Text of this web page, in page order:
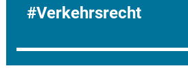
Verkehrsrecht